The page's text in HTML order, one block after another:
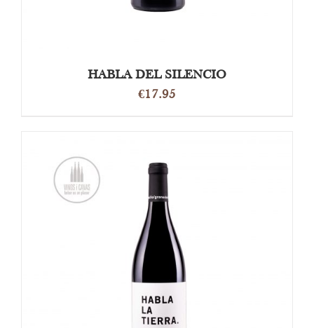
HABLA DEL SILENCIO
€17.95
OPTIES SELECTEREN /